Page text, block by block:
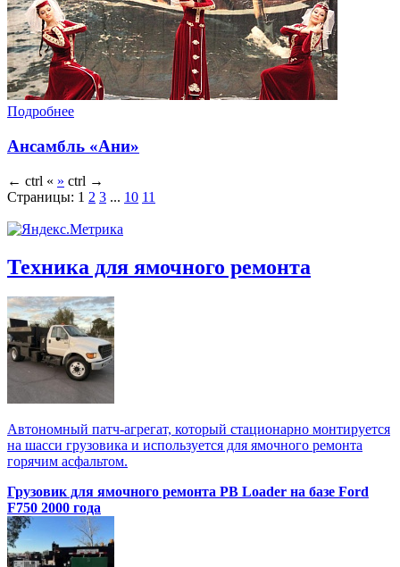
Подробнее
Ансамбль «Ани»
← ctrl « » ctrl →
Страницы: 1 2 3 ... 10 11
Техника для ямочного ремонта
Автономный патч-агрегат, который стационарно монтируется
на шасси грузовика и используется для ямочного ремонта
горячим асфальтом.
Грузовик для ямочного ремонта PB Loader на базе Ford
F750 2000 года